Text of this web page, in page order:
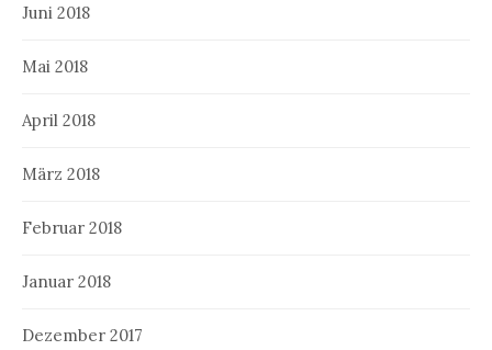
Juni 2018
Mai 2018
April 2018
März 2018
Februar 2018
Januar 2018
Dezember 2017